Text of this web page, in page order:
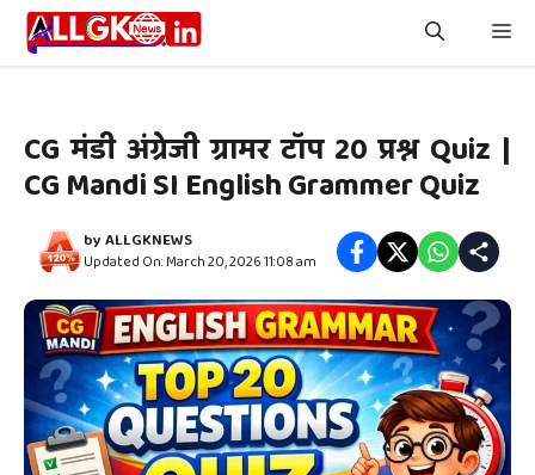
Skip
content
CG मंडी अंग्रेजी ग्रामर टॉप 20 प्रश्न Quiz |
CG Mandi SI English Grammer Quiz
byALLGKNEWS
Updated On: March 20, 2026 11:08 am